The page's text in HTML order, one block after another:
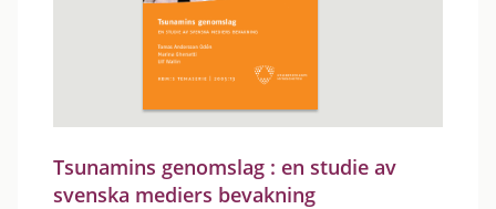
Tsunamins genomslag : en studie av
svenska mediers bevakning